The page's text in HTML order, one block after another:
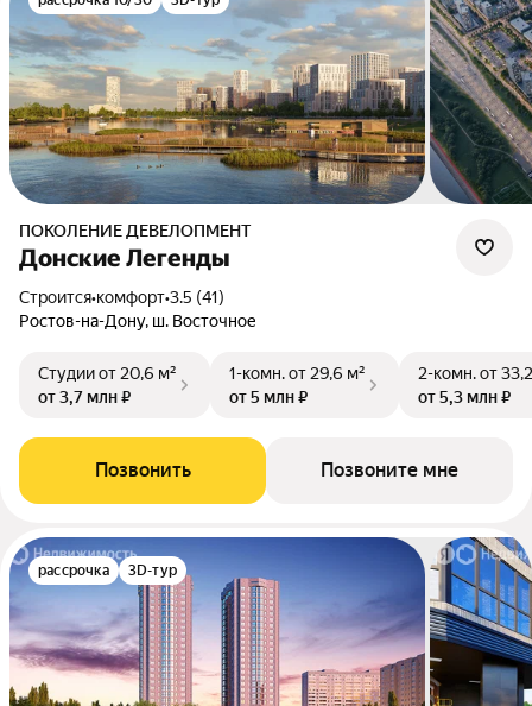
ПОКОЛЕНИЕ ДЕВЕЛОПМЕНТ
Донские Легенды
Строится•комфорт•3.5 (41)
Ростов-на-Дону, ш. Восточное
Студииот 20,6 м²
от 3,7 млн ₽
1-комн.от 29,6 м²
от 5 млн ₽
2-комн.от
от 5,3 млн ₽
Позвонить Позвоните мне
рассрочка 3D-тур